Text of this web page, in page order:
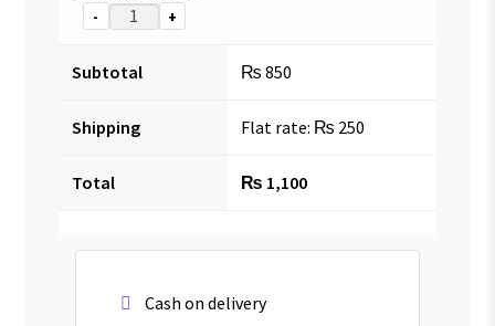
- +
Subtotal ₨ 850
Shipping Flat rate: ₨ 250
Total ₨ 1,100
Cash on delivery